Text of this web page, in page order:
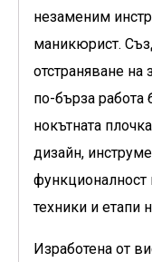
незаменим
маникюрист.
отстраняване на
по-бърза работа
нокътната
дизайн,
функционалност
техники и етапи
Изработена от